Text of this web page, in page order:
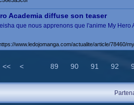
Academia diffuse son teaser
que nous apprenons que l'anime My
www.ledojomanga.com/actualite/article/78460/
<< < 89 90 91 92